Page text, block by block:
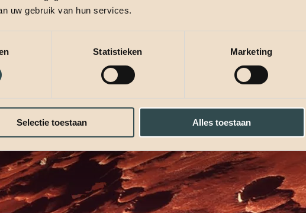
uw gebruik van hun services.
Statistieken Marketing
Selectie toestaan Alles toestaan